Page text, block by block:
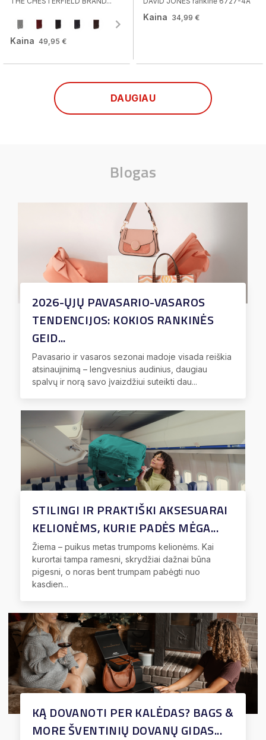
Kaina 49,95 €
Kaina 34,99 €
DAUGIAU
Blogas
2026-ŲJŲ PAVASARIO-VASAROS
TENDENCIJOS: KOKIOS RANKINĖS
GEID...
Pavasario ir vasaros sezonai madoje visada reiškia
atsinaujinimą – lengvesnius audinius, daugiau
spalvų ir norą savo įvaizdžiui suteikti dau...
STILINGI IR PRAKTIŠKI AKSESUARAI
KELIONĖMS, KURIE PADĖS MĖGA...
Žiema – puikus metas trumpoms kelionėms. Kai
kurortai tampa ramesni, skrydžiai dažnai būna
pigesni, o noras bent trumpam pabėgti nuo
kasdien...
KĄ DOVANOTI PER KALĖDAS? BAGS &
MORE ŠVENTINIŲ DOVANŲ GIDAS...